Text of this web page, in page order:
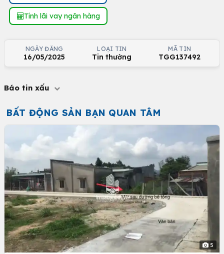
Tính lãi vay ngân hàng
NGÀY ĐĂNG
16/05/2025
LOẠI TIN
Tin thường
MÃ TIN
TGG137492
Báo tin xấu
BẤT ĐỘNG SẢN BẠN QUAN TÂM
5